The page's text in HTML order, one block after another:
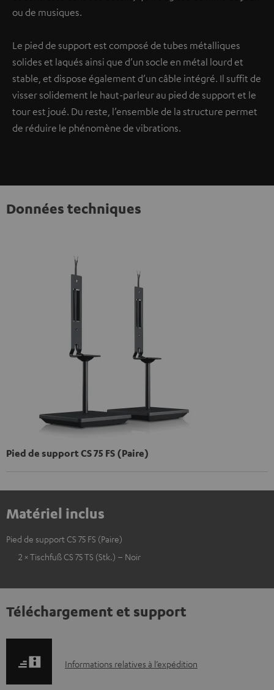
ou de musiques.
Le pied de support est composé de tubes métalliques
solides et laqués ainsi que d’un socle en métal lourd et
stable, et dispose également d’un câble intégré. Il suffit de
visser solidement le haut-parleur au pied de support et le
tour est joué. Du reste, l’ensemble de la structure permet
de réduire le phénomène de vibrations.
Données techniques
Pied de support CS 75 FS (Paire)
Matériel inclus
Pied de support CS 75 FS (Paire)
2 × Tischfuß CS 75 TS (Stk.) – Noir
Téléchargement et support
IInformations relatives à l’expédition